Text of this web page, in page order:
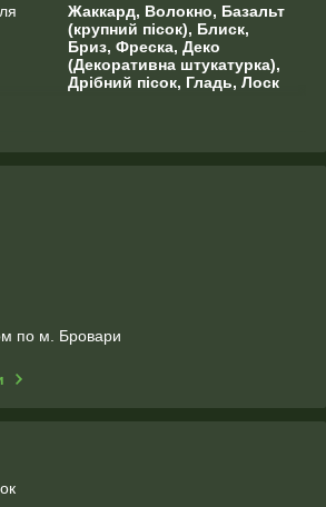
Жаккард, Волокно, Базальт
(крупний пісок), Блиск,
Бриз, Фреска, Деко
(Декоративна штукатурка),
Дрібний пісок, Гладь, Лоск
по м. Бровари